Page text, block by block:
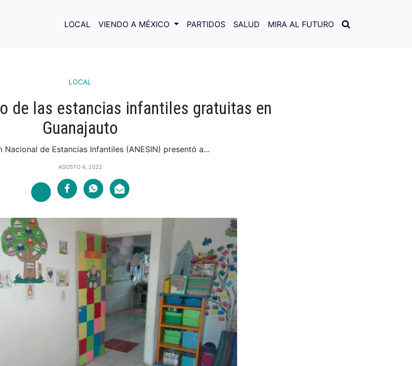
LOCAL VIENDO A MÉXICO PARTIDOS SALUD MIRA AL FUTURO
LOCAL
de las estancias infantiles gratuitas en
Guanajauto
Nacional de Estancias Infantiles (ANESIN) presentó a...
AGOSTO 4, 2022